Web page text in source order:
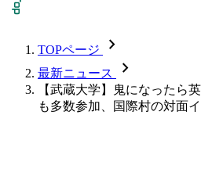
TOPページ chevron_forward
最新ニュース chevron_forward
【武蔵大学】鬼になったら
も多数参加、国際村の対面